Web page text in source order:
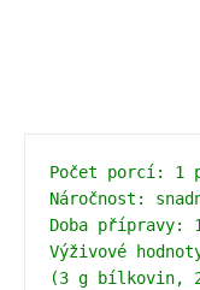
Počet porcí: 1
Náročnost:
Doba přípravy:
Výživové
(3 g bílkovin,